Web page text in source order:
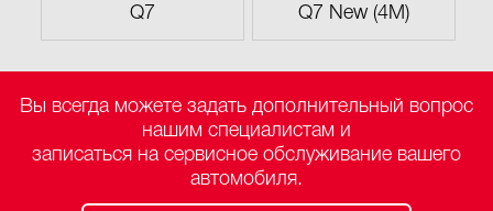
Q7 Q7 New (4M)
Вы всегда можете задать дополнительный вопрос
нашим специалистам и
записаться на сервисное обслуживание вашего
автомобиля.